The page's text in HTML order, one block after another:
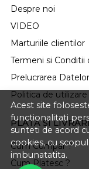
Acest site
functionalitati
sunteti de acord
cookies, cu
imbunatatita.
Despre noi
VIDEO
Marturiile clientilor
Termeni si Conditii
Prelucrarea
Politica de
PLATA SI
Cum Cumpar ?
Cum Platesc ?